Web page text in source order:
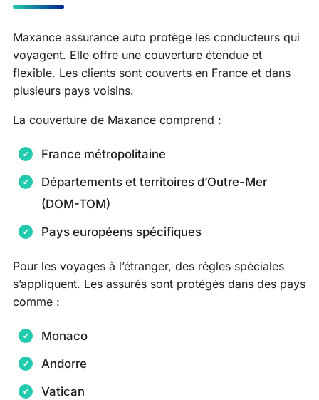
Maxance assurance auto protège les conducteurs qui
voyagent. Elle offre une couverture étendue et
flexible. Les clients sont couverts en France et dans
plusieurs pays voisins.
La couverture de Maxance comprend :
France métropolitaine
Départements et territoires d’Outre-Mer
(DOM-TOM)
Pays européens spécifiques
Pour les voyages à l’étranger, des règles spéciales
s’appliquent. Les assurés sont protégés dans des pays
comme :
Monaco
Andorre
Vatican